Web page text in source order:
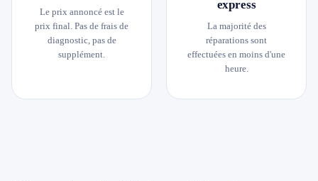
Le prix annoncé est le
prix final. Pas de frais de
diagnostic, pas de
supplément.
express
La majorité des
réparations sont
effectuées en moins d'une
heure.